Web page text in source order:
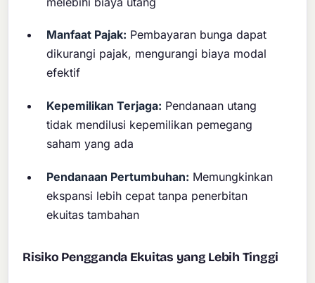
Manfaat Pajak: Pembayaran bunga dapat
dikurangi pajak, mengurangi biaya modal
efektif
Kepemilikan Terjaga: Pendanaan utang
tidak mendilusi kepemilikan pemegang
saham yang ada
Pendanaan Pertumbuhan: Memungkinkan
ekspansi lebih cepat tanpa penerbitan
ekuitas tambahan
Risiko Pengganda Ekuitas yang Lebih Tinggi